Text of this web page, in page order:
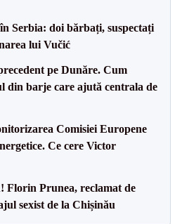
Serbia: doi bărbați, suspectați
lui Vučić
pe Dunăre. Cum
din barje care ajută centrala de
Comisiei Europene
Ce cere Victor
Florin Prunea, reclamat de
sexist de la Chișinău